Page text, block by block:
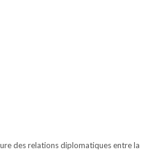
des relations diplomatiques entre la